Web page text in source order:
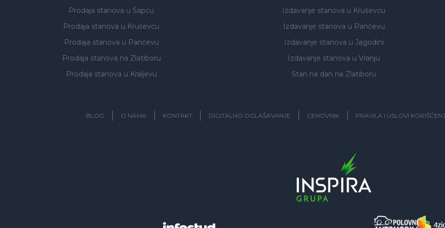
Prodaja stanova u Šapcu
Prodaja stanova u Kruševcu
Prodaja stanova u Pančevu
Prodaja stanova na Zlatiboru
Prodaja stanova u Kraljevu
Izdavanje stanova u Kruševcu
Izdavanje stanova u Pančevu
Izdavanje stanova u Jagodini
Izdavanje stanova u Vranju
Stan na dan na Zlatiboru
BLOG O NAMA KONTAKT DIGITALNO OGLAŠAVANJE CENOVNIK PRAVILA I USLOVI